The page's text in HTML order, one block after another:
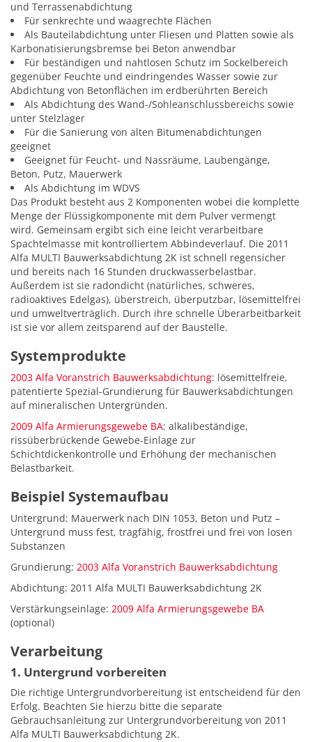
und Terrassenabdichtung
Für senkrechte und waagrechte Flächen
Als Bauteilabdichtung unter Fliesen und Platten sowie als
Karbonatisierungsbremse bei Beton anwendbar
Für beständigen und nahtlosen Schutz im Sockelbereich
gegenüber Feuchte und eindringendes Wasser sowie zur
Abdichtung von Betonflächen im erdberührten Bereich
Als Abdichtung des Wand-/Sohleanschlussbereichs sowie
unter Stelzlager
Für die Sanierung von alten Bitumenabdichtungen
geeignet
Geeignet für Feucht- und Nassräume, Laubengänge,
Beton, Putz, Mauerwerk
Als Abdichtung im WDVS
Das Produkt besteht aus 2 Komponenten wobei die komplette
Menge der Flüssigkomponente mit dem Pulver vermengt
wird. Gemeinsam ergibt sich eine leicht verarbeitbare
Spachtelmasse mit kontrolliertem Abbindeverlauf. Die 2011
Alfa MULTI Bauwerksabdichtung 2K ist schnell regensicher
und bereits nach 16 Stunden druckwasserbelastbar.
Außerdem ist sie radondicht (natürliches, schweres,
radioaktives Edelgas), überstreich, überputzbar, lösemittelfrei
und umweltverträglich. Durch ihre schnelle Überarbeitbarkeit
ist sie vor allem zeitsparend auf der Baustelle.
Systemprodukte
2003 Alfa Voranstrich Bauwerksabdichtung: lösemittelfreie,
patentierte Spezial-Grundierung für Bauwerksabdichtungen
auf mineralischen Untergründen.
2009 Alfa Armierungsgewebe BA: alkalibeständige,
rissüberbrückende Gewebe-Einlage zur
Schichtdickenkontrolle und Erhöhung der mechanischen
Belastbarkeit.
Beispiel Systemaufbau
Untergrund: Mauerwerk nach DIN 1053, Beton und Putz –
Untergrund muss fest, tragfähig, frostfrei und frei von losen
Substanzen
Grundierung: 2003 Alfa Voranstrich Bauwerksabdichtung
Abdichtung: 2011 Alfa MULTI Bauwerksabdichtung 2K
Verstärkungseinlage: 2009 Alfa Armierungsgewebe BA
(optional)
Verarbeitung
1. Untergrund vorbereiten
Die richtige Untergrundvorbereitung ist entscheidend für den
Erfolg. Beachten Sie hierzu bitte die separate
Gebrauchsanleitung zur Untergrundvorbereitung von 2011
Alfa MULTI Bauwerksabdichtung 2K.